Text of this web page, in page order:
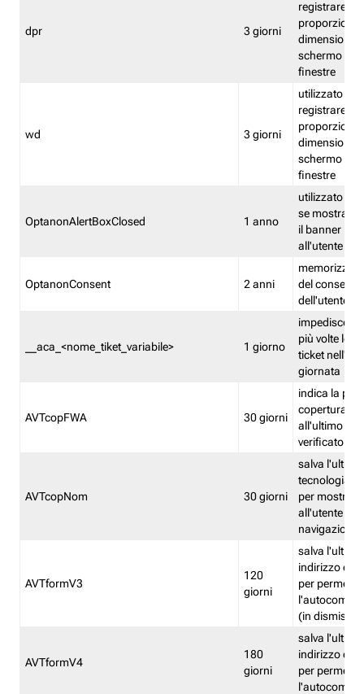
dpr 3 giorni
registrare le
proporzioni
dimensioni
schermo e
finestre
wd 3 giorni
utilizzato per
registrare le
proporzioni
dimensioni
schermo e
finestre
OptanonAlertBoxClosed 1 anno
utilizzato per
se mostrare
il banner
all'utente
OptanonConsent 2 anni
memorizza
del
dell'utente
__aca_<nome_tiket_variabile> 1 giorno
impedisce di
più volte lo
ticket
giornata
AVTcopFWA 30 giorni
indica la
copertura
all'ultimo
verificato
AVTcopNom 30 giorni
salva l'ultima
tecnologia
per
all'utente
navigazione
AVTformV3
120
giorni
salva l'ultimo
indirizzo di
per
(in
AVTformV4
180
giorni
salva l'ultimo
indirizzo di
per